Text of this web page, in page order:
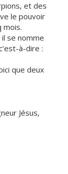
et des
le pouvoir
mois.
il se nomme
à-dire :
que deux
Jésus,